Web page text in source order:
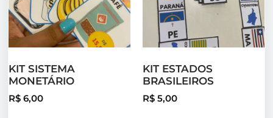
KIT SISTEMA
MONETÁRIO
R$ 6,00
KIT ESTADOS
BRASILEIROS
R$ 5,00